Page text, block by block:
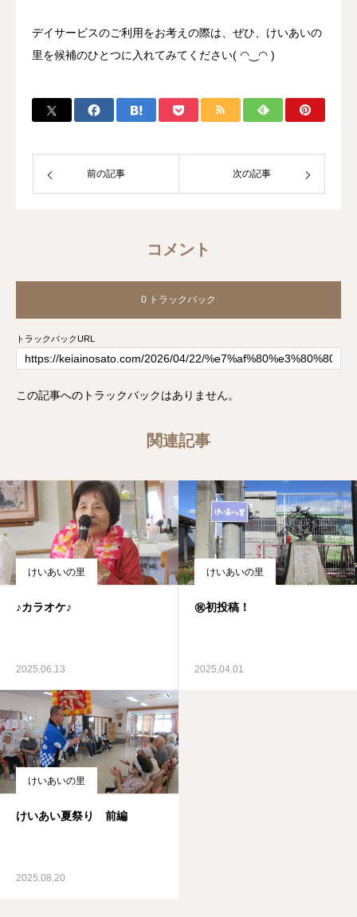
デイサービスのご利用をお考えの際は、ぜひ、けいあいの
里を候補のひとつに入れてみてください( ◠‿◠ )
前の記事 次の記事
コメント
0 トラックバック
トラックバックURL
この記事へのトラックバックはありません。
関連記事
けいあいの里
♪カラオケ♪
2025.06.13
けいあいの里
㊗初投稿！
2025.04.01
けいあいの里
けいあい夏祭り 前編
2025.08.20